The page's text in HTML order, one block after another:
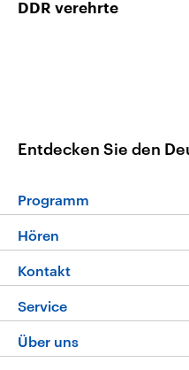
DDR verehrte
Entdecken Sie den
Programm
Programm
Die Nachrichten
Nachrichtenleicht
Neue Beiträge auf
Hören
Livestream
Podcasts
Deutschlandfunk
Kontakt
Hörerservice
Service
FAQ
Über uns